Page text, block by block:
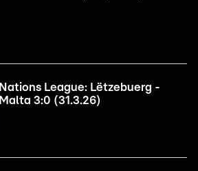
Nations League: Lëtzebuerg -
Malta 3:0 (31.3.26)